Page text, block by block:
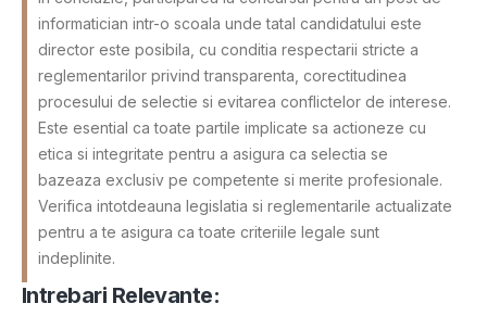
informatician intr-o scoala unde tatal candidatului este
director este posibila, cu conditia respectarii stricte a
reglementarilor privind transparenta, corectitudinea
procesului de selectie si evitarea conflictelor de interese.
Este esential ca toate partile implicate sa actioneze cu
etica si integritate pentru a asigura ca selectia se
bazeaza exclusiv pe competente si merite profesionale.
Verifica intotdeauna legislatia si reglementarile actualizate
pentru a te asigura ca toate criteriile legale sunt
indeplinite.
Intrebari Relevante: